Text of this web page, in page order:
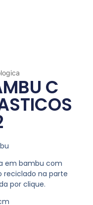
C
em bambu com
reciclado na parte
por clique.